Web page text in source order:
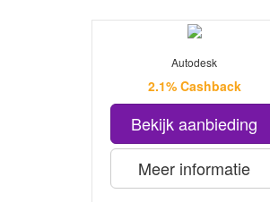
Autodesk
2.1% Cashback
Bekijk aanbieding
Meer informatie